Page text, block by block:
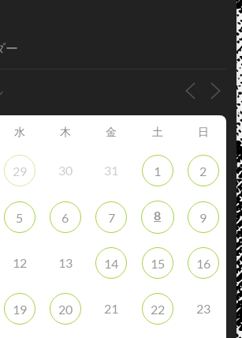
ー
水 木 金 土 日
29 30 31 1 2
5 6 7 8 9
12 13 14 15 16
19 20 21 22 23